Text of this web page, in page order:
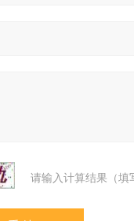
请输入计算结果（填